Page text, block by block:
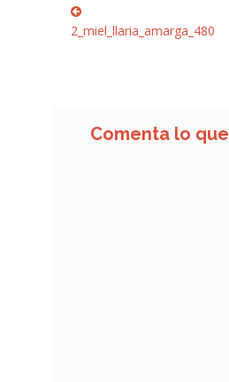
Navegación
deAnterior:
2_miel_llaria_amarga_480
Comenta lo